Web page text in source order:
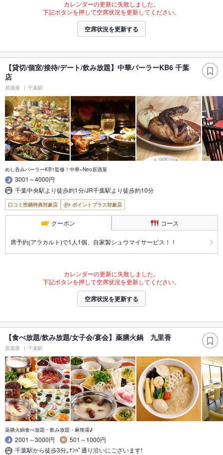
カレンダーの更新に失敗しました。
下記ボタンを押して空席状況を更新してください。
空席状況を更新する
【貸切/個室/接待/デート/飲み放題】中華パーラーKB6 千葉
店
居酒屋 千葉駅
めし呑みパーラーKB1監修！中華×Neo居酒屋
3001～4000円
千葉中央駅より徒歩約1分/JR千葉駅より徒歩約10分
口コミ投稿特典対象店 ポイントプラス対象店
クーポン コース
席予約(アラカルト)で1人1個、自家製シュウマイサービス！！
カレンダーの更新に失敗しました。
下記ボタンを押して空席状況を更新してください。
空席状況を更新する
【食べ放題/飲み放題/女子会/宴会】薬膳火鍋 九里香
居酒屋 千葉駅
薬膳火鍋食べ放題・飲み放題・麻辣湯♪
2001～3000円
501～1000円
千葉駅から徒歩3分｡ﾅﾝﾊﾟ通り沿いにございます!